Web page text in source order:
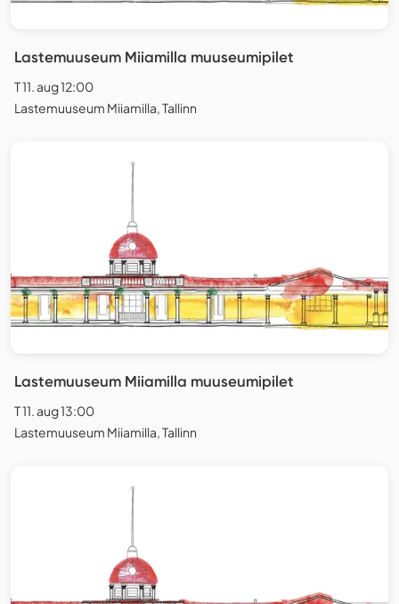
Lastemuuseum Miiamilla muuseumipilet
T 11. aug 12:00
Lastemuuseum Miiamilla, Tallinn
Lastemuuseum Miiamilla muuseumipilet
T 11. aug 13:00
Lastemuuseum Miiamilla, Tallinn